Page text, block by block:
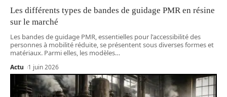
Les différents types de bandes de guidage PMR en résine
sur le marché
Les bandes de guidage PMR, essentielles pour l'accessibilité des
personnes à mobilité réduite, se présentent sous diverses formes et
matériaux. Parmi elles, les modèles…
Actu 1 juin 2026